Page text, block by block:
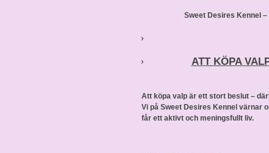
Sweet Desires Kennel
ATT KÖPA
Att köpa valp är ett stort beslut –
Vi på Sweet Desires Kennel värnar
får ett aktivt och meningsfullt liv.